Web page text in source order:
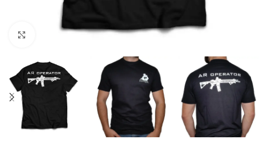
Click to enlarge